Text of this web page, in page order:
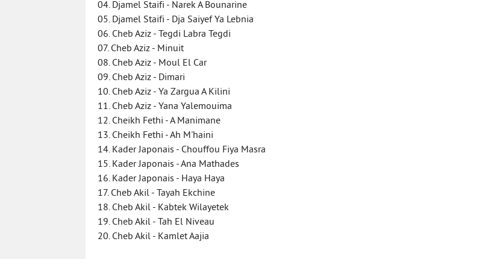
04. Djamel Staifi - Narek A Bounarine
05. Djamel Staifi - Dja Saiyef Ya Lebnia
06. Cheb Aziz - Tegdi Labra Tegdi
07. Cheb Aziz - Minuit
08. Cheb Aziz - Moul El Car
09. Cheb Aziz - Dimari
10. Cheb Aziz - Ya Zargua A Kilini
11. Cheb Aziz - Yana Yalemouima
12. Cheikh Fethi - A Manimane
13. Cheikh Fethi - Ah M'haini
14. Kader Japonais - Chouffou Fiya Masra
15. Kader Japonais - Ana Mathades
16. Kader Japonais - Haya Haya
17. Cheb Akil - Tayah Ekchine
18. Cheb Akil - Kabtek Wilayetek
19. Cheb Akil - Tah El Niveau
20. Cheb Akil - Kamlet Aajia